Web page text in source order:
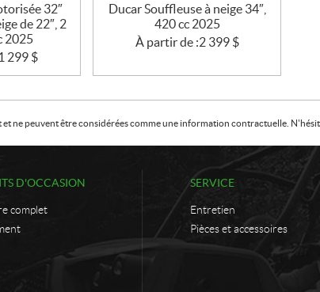
32″
de 22″, 2
2025
299 $
Ducar Souffleuse à neige 34″,
420 cc 2025
À partir de :2 399 $
ne peuvent être considérées comme une information contractuelle.
D'OCCASION
complet
SERVICE
Entretien
Pièces et accessoires